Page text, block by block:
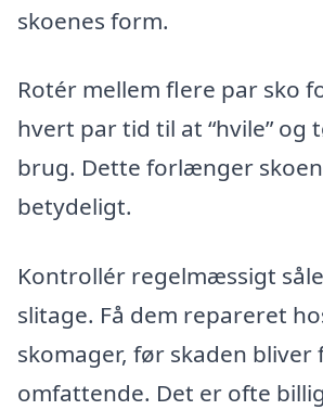
skoenes form.
Rotér mellem flere par sko
hvert par tid til at “hvile” og
brug. Dette forlænger
betydeligt.
Kontrollér regelmæssigt
slitage. Få dem repareret
skomager, før skaden bliver
omfattende. Det er ofte